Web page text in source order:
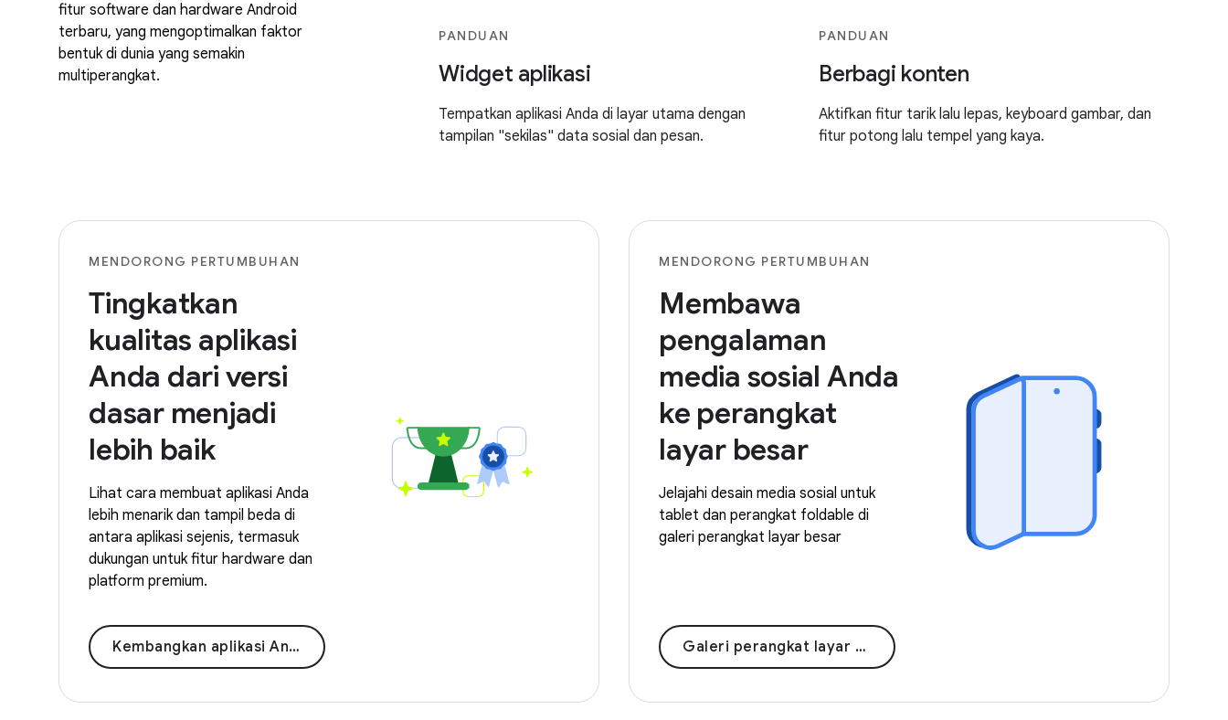
fitur software dan hardware Android
terbaru, yang mengoptimalkan faktor
bentuk di dunia yang semakin
multiperangkat.
PANDUAN
Widget aplikasi
Tempatkan aplikasi Anda di layar utama dengan
tampilan "sekilas" data sosial dan pesan.
PANDUAN
Berbagi konten
Aktifkan fitur tarik lalu lepas, keyboard gambar, dan
fitur potong lalu tempel yang kaya.
MENDORONG PERTUMBUHAN
Tingkatkan
kualitas aplikasi
Anda dari versi
dasar menjadi
lebih baik
Lihat cara membuat aplikasi Anda
lebih menarik dan tampil beda di
antara aplikasi sejenis, termasuk
dukungan untuk fitur hardware dan
platform premium.
Kembangkan aplikasi Anda
MENDORONG PERTUMBUHAN
Membawa
pengalaman
media sosial Anda
ke perangkat
layar besar
Jelajahi desain media sosial untuk
tablet dan perangkat foldable di
galeri perangkat layar besar
Galeri perangkat layar besar